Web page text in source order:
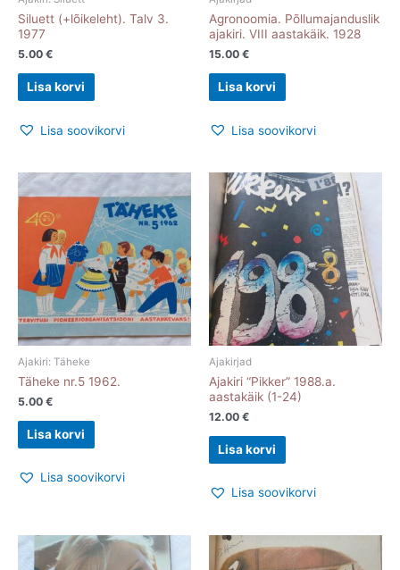
Siluett (+lõikeleht). Talv 3.
1977
5.00 €
Lisa korvi
Lisa soovikorvi
Agronoomia. Põllumajanduslik
ajakiri. VIII aastakäik. 1928
15.00 €
Lisa korvi
Lisa soovikorvi
Ajakiri: Täheke
Täheke nr.5 1962.
5.00 €
Lisa korvi
Lisa soovikorvi
Ajakirjad
Ajakiri “Pikker” 1988.a.
aastakäik (1-24)
12.00 €
Lisa korvi
Lisa soovikorvi